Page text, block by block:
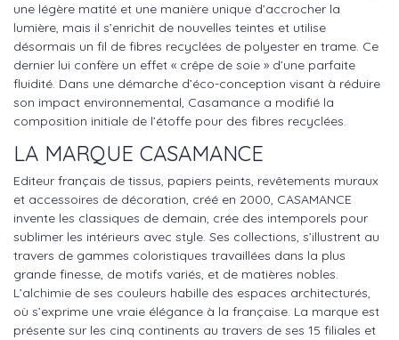
une légère matité et une manière unique d’accrocher la
lumière, mais il s’enrichit de nouvelles teintes et utilise
désormais un fil de fibres recyclées de polyester en trame. Ce
dernier lui confère un effet « crêpe de soie » d’une parfaite
fluidité. Dans une démarche d’éco-conception visant à réduire
son impact environnemental, Casamance a modifié la
composition initiale de l’étoffe pour des fibres recyclées.
LA MARQUE CASAMANCE
Editeur français de tissus, papiers peints, revêtements muraux
et accessoires de décoration, créé en 2000, CASAMANCE
invente les classiques de demain, crée des intemporels pour
sublimer les intérieurs avec style. Ses collections, s’illustrent au
travers de gammes coloristiques travaillées dans la plus
grande finesse, de motifs variés, et de matières nobles.
L’alchimie de ses couleurs habille des espaces architecturés,
où s’exprime une vraie élégance à la française. La marque est
présente sur les cinq continents au travers de ses 15 filiales et